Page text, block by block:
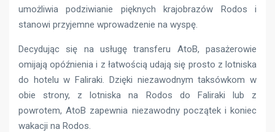
umożliwia podziwianie pięknych krajobrazów Rodos i
stanowi przyjemne wprowadzenie na wyspę.
Decydując się na usługę transferu AtoB, pasażerowie
omijają opóźnienia i z łatwością udają się prosto z lotniska
do hotelu w Faliraki. Dzięki niezawodnym taksówkom w
obie strony, z lotniska na Rodos do Faliraki lub z
powrotem, AtoB zapewnia niezawodny początek i koniec
wakacji na Rodos.